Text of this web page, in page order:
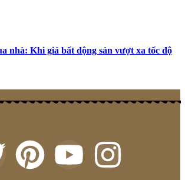
nhà: Khi giá bất động sản vượt xa tốc độ